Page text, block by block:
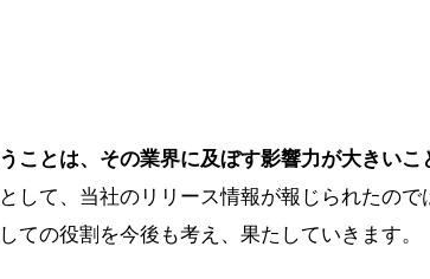
ことは、その業界に及ぼす影響力が大きいこ
して、当社のリリース情報が報じられたので
ての役割を今後も考え、果たしていきます。